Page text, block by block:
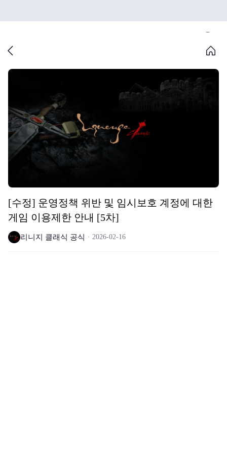
[수정] 운영정책 위반 및 임시보호 계정에 대한
게임 이용제한 안내 [5차]
리니지 클래식 공식 2026-02-16